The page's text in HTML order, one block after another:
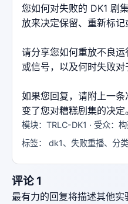
您如何对失败的 DK1 剧
放来决定保留、重新标记
请分享您如何重放不良
或信号，以及何时失败对
如果您回复，请附上一
变了您对糟糕剧集的决定。
模块：TRLC-DK1 · 受众：
标签： dk1、失败重播、分
评论 1
最有力的回复将描述其他